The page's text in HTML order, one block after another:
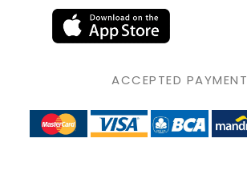
ACCEPTED PAYMENT